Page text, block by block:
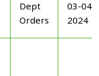
Dept
Orders
03-04-
2024